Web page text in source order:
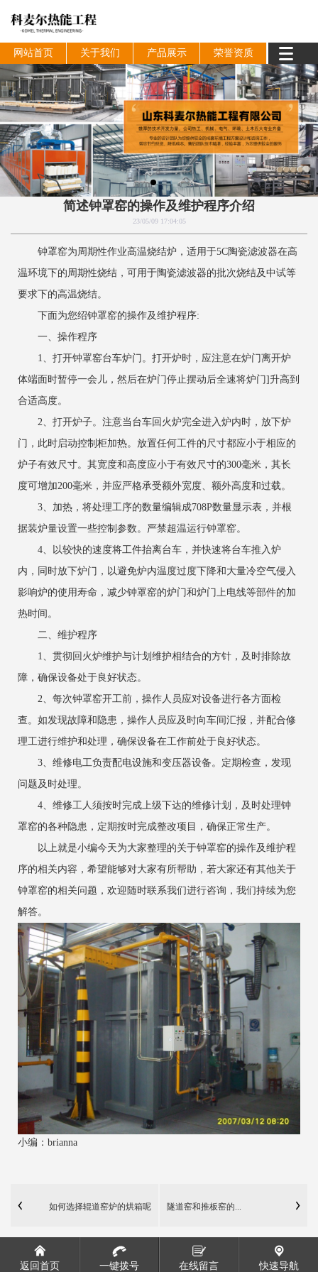
网站首页 关于我们 产品展示 荣誉资质
简述钟罩窑的操作及维护程序介绍
23/05/09 17:04:05
钟罩窑为周期性作业高温烧结炉，适用于5C陶瓷滤波器在高
温环境下的周期性烧结，可用于陶瓷滤波器的批次烧结及中试等
要求下的高温烧结。
下面为您绍钟罩窑的操作及维护程序:
一、操作程序
1、打开钟罩窑台车炉门。打开炉时，应注意在炉门离开炉
体端面时暂停一会儿，然后在炉门停止摆动后全速将炉门]升高到
合适高度。
2、打开炉子。注意当台车回火炉完全进入炉内时，放下炉
门，此时启动控制柜加热。放置任何工件的尺寸都应小于相应的
炉子有效尺寸。其宽度和高度应小于有效尺寸的300毫米，其长
度可增加200毫米，并应严格承受额外宽度、额外高度和过载。
3、加热，将处理工序的数量编辑成708P数量显示表，并根
据装炉量设置一些控制参数。严禁超温运行钟罩窑。
4、以较快的速度将工件抬离台车，并快速将台车推入炉
内，同时放下炉门，以避免炉内温度过度下降和大量冷空气侵入
影响炉的使用寿命，减少钟罩窑的炉门和炉门上电线等部件的加
热时间。
二、维护程序
1、贯彻回火炉维护与计划维护相结合的方针，及时排除故
障，确保设备处于良好状态。
2、每次钟罩窑开工前，操作人员应对设备进行各方面检
查。如发现故障和隐患，操作人员应及时向车间汇报，并配合修
理工进行维护和处理，确保设备在工作前处于良好状态。
3、维修电工负责配电设施和变压器设备。定期检查，发现
问题及时处理。
4、维修工人须按时完成上级下达的维修计划，及时处理钟
罩窑的各种隐患，定期按时完成整改项目，确保正常生产。
以上就是小编今天为大家整理的关于钟罩窑的操作及维护程
序的相关内容，希望能够对大家有所帮助，若大家还有其他关于
钟罩窑的相关问题，欢迎随时联系我们进行咨询，我们持续为您
解答。
小编：brianna
如何选择辊道窑炉的烘箱呢 隧道窑和推板窑的...
返回首页 一键拨号 在线留言 快速导航